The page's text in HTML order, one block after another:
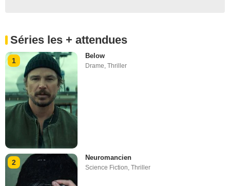
Séries les + attendues
1
Below
Drame ,Thriller
2
Neuromancien
Science Fiction,Thriller